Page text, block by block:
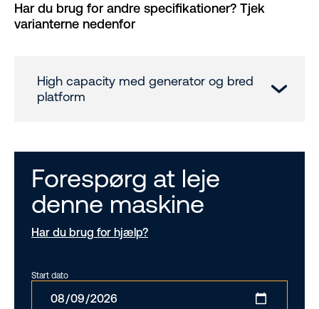
Har du brug for andre specifikationer? Tjek
varianterne nedenfor
High capacity med generator og bred
platform
Forespørg at leje
denne maskine
Har du brug for hjælp?
Start dato